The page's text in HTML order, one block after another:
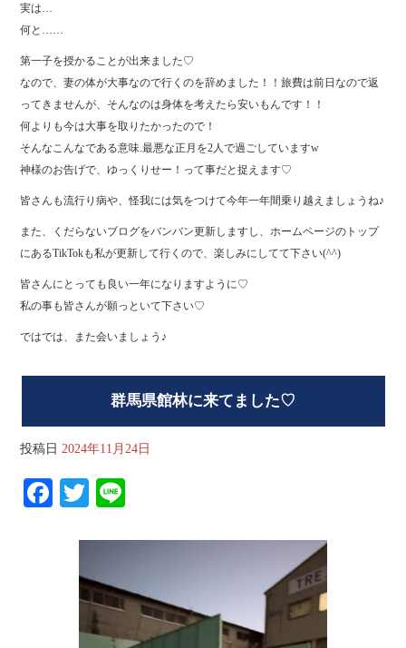
実は…
何と……
第一子を授かることが出来ました♡
なので、妻の体が大事なので行くのを辞めました！！旅費は前日なので返
ってきませんが、そんなのは身体を考えたら安いもんです！！
何よりも今は大事を取りたかったので！
そんなこんなである意味.最悪な正月を2人で過ごしていますw
神様のお告げで、ゆっくりせー！って事だと捉えます♡
皆さんも流行り病や、怪我には気をつけて今年一年間乗り越えましょうね♪
また、くだらないブログをバンバン更新しますし、ホームページのトップ
にあるTikTokも私が更新して行くので、楽しみにしてて下さい(^^)
皆さんにとっても良い一年になりますように♡
私の事も皆さんが願っといて下さい♡
ではでは、また会いましょう♪
群馬県館林に来てました♡
投稿日 2024年11月24日
Fa
bo
ok
T
tte
r